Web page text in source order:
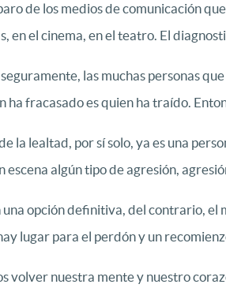
de los medios de comunicación
en el cinema, en el teatro. El
las muchas personas
fracasado es quien ha traído.
la lealtad, por sí solo, ya es una
algún tipo de agresión,
una opción definitiva, del contrario,
lugar para el perdón y un
volver nuestra mente y nuestro